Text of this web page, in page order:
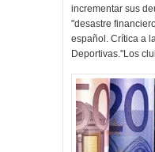
incrementar sus
"desastre
español. Crítica a
Deportivas."Los